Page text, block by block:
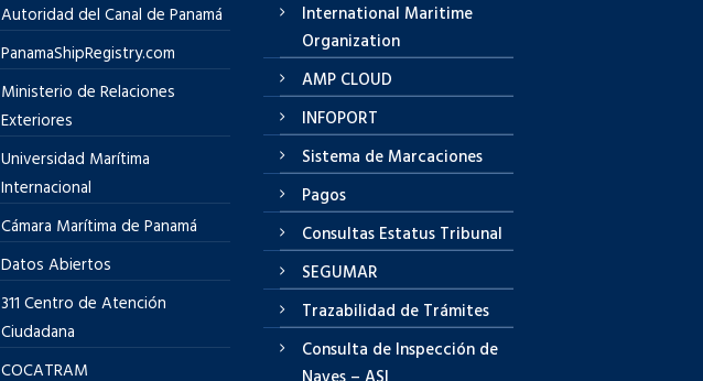
Autoridad del Canal de Panamá
PanamaShipRegistry.com
Ministerio de Relaciones
Exteriores
Universidad Marítima
Internacional
Cámara Marítima de Panamá
Datos Abiertos
311 Centro de Atención
Ciudadana
COCATRAM
International Maritime
Organization
AMP CLOUD
INFOPORT
Sistema de Marcaciones
Pagos
Consultas Estatus Tribunal
SEGUMAR
Trazabilidad de Trámites
Consulta de Inspección de